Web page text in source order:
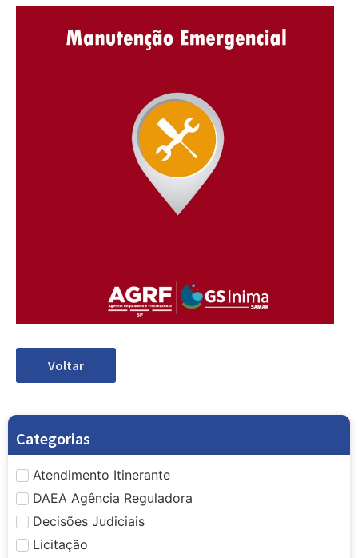
Voltar
Categorias
Atendimento Itinerante
DAEA Agência Reguladora
Decisões Judiciais
Licitação